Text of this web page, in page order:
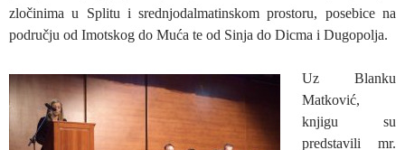
zločinima u Splitu i srednjodalmatinskom prostoru, posebice na
području od Imotskog do Muća te od Sinja do Dicma i Dugopolja.
Uz Blanku
Matković,
knjigu su
predstavili mr.